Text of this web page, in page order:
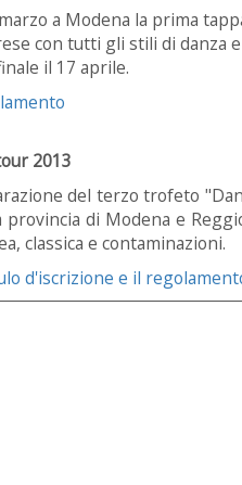
a Modena la prima
con tutti gli stili di danza
il 17 aprile.
2013
del terzo trofeto
provincia di Modena e
classica e contaminazioni.
d'iscrizione e il